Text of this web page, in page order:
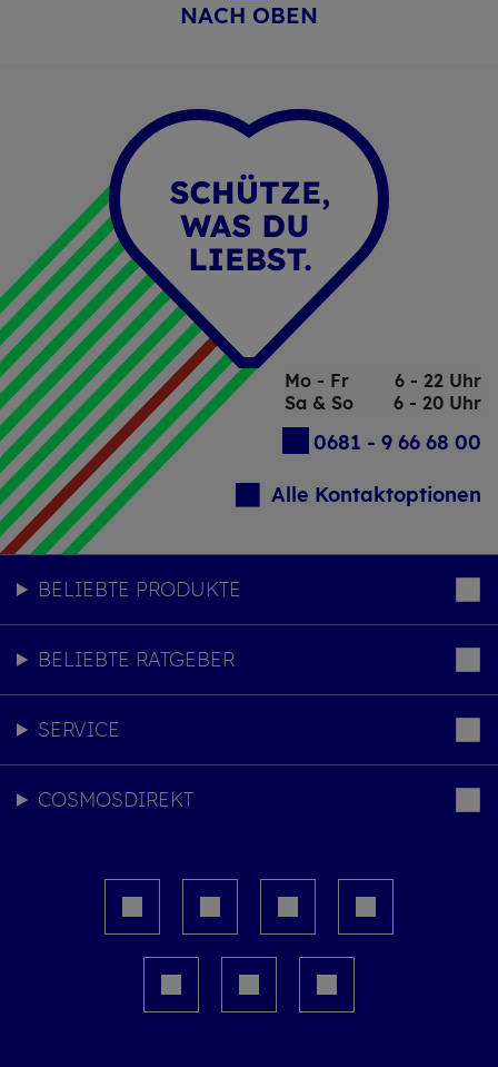
NACH OBEN
Mo - Fr
6 - 22 Uhr
Sa & So
6 - 20 Uhr
0681 - 9 66 68 00
Alle Kontaktoptionen
BELIEBTE PRODUKTE
BELIEBTE RATGEBER
SERVICE
COSMOSDIREKT